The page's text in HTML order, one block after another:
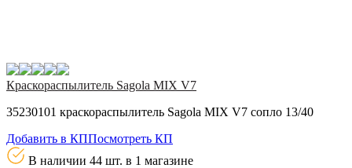
Краскораспылитель Sagola MIX V7
35230101 краскораспылитель Sagola MIX V7 сопло 13/40
Добавить в КППосмотреть КП
В наличии 44 шт. в 1 магазине